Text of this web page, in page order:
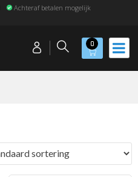
Achteraf betalen mogelijk
0